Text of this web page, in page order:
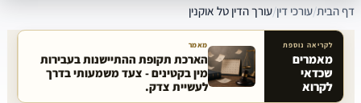
דף הבית/עורכי דין/עורך הדין טל אוקנין
מאמרים קשורים באתר
לקריאה נוספת
מאמרים
שכדאי
לקרוא
מאמר
הארכת תקופת ההתיישנות בעבירות
מין בקטינים - צעד משמעותי בדרך
לעשיית צדק.